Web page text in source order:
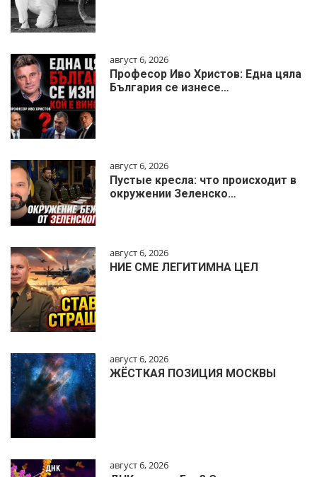
август 6, 2026
Професор Иво Христов: Една цяла
България се изнесе…
август 6, 2026
Пустые кресла: что происходит в
окружении Зеленско…
август 6, 2026
НИЕ СМЕ ЛЕГИТИМНА ЦЕЛ
август 6, 2026
ЖЁСТКАЯ ПОЗИЦИЯ МОСКВЫ
август 6, 2026